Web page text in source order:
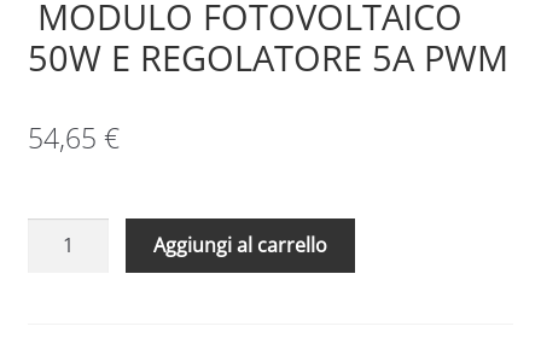
MODULO FOTOVOLTAICO
50W E REGOLATORE 5A PWM
54,65 €
Aggiungi al carrello